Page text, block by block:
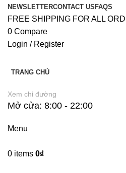
NEWSLETTERCONTACT US FAQS
FREE SHIPPING FOR ALL
0 Compare
Login / Register
TRANG CHỦ
Xem chỉ đường
Mở cửa: 8:00 - 22:00
Menu
0 items 0₫